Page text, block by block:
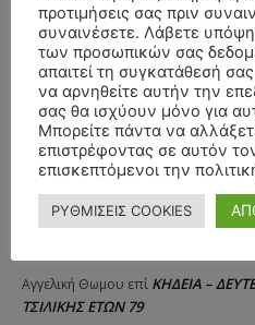
Αλέξανδρος ΣέρβοςεπίΚΗΔΕΙΑ –
ΧΑΡΑΛΑΜΠΟΣ ΚΑΥΚΙΑΣ ΕΤΩΝ 57
ΧΡΙΣΤΙΝΑεπίΚΗΔΕΙΑ – ΤΡΙΤΗ 4/8/
ΕΤΩΝ 58
Θεόδωρος ΝάκοςεπίΚΗΔΕΙΑ –
ΤΣΙΛΙΚΗΣ ΕΤΩΝ 79
ΠΑΝΑΓΙΩΤΗΣ IΩΑΚΕΙΜΙΔΗΣεπί
Αγγελική Θωμου επί ΚΗΔΕΙΑ –
ΤΣΙΛΙΚΗΣ ΕΤΩΝ 79
προτιμήσεις σας πριν
συναινέσετε. Λάβετε
των προσωπικών σας
απαιτεί τη συγκατάθεσή
να αρνηθείτε αυτήν την
σας θα ισχύουν μόνο για
Μπορείτε πάντα να
επιστρέφοντας σε αυτόν
επισκεπτόμενοι την
ΡΥΘΜΙΣΕΙΣ COOKIES